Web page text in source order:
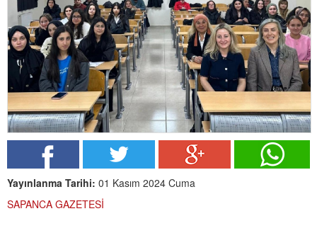
Yayınlanma Tarihi: 01 Kasım 2024 Cuma
SAPANCA GAZETESİ